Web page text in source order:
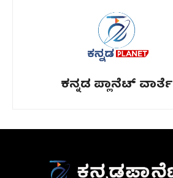
ಕನ್ನಡ ಪ್ಲಾನೆಟ್ ವಾರ್ತೆ